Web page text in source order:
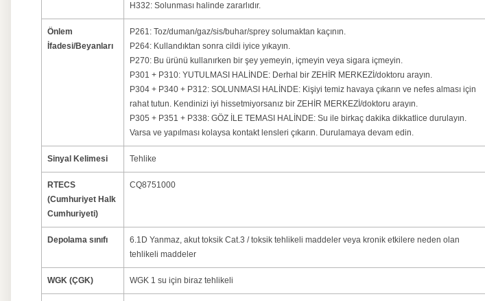
H332: Solunması halinde zararlıdır.
Önlem
İfadesi/Beyanları
P261: Toz/duman/gaz/sis/buhar/sprey solumaktan kaçının.
P264: Kullandıktan sonra cildi iyice yıkayın.
P270: Bu ürünü kullanırken bir şey yemeyin, içmeyin veya sigara içmeyin.
P301 + P310: YUTULMASI HALİNDE: Derhal bir ZEHİR MERKEZİ/doktoru arayın.
P304 + P340 + P312: SOLUNMASI HALİNDE: Kişiyi temiz havaya çıkarın ve nefes alması için
rahat tutun. Kendinizi iyi hissetmiyorsanız bir ZEHİR MERKEZİ/doktoru arayın.
P305 + P351 + P338: GÖZ İLE TEMASI HALİNDE: Su ile birkaç dakika dikkatlice durulayın.
Varsa ve yapılması kolaysa kontakt lensleri çıkarın. Durulamaya devam edin.
Sinyal Kelimesi Tehlike
RTECS
(Cumhuriyet Halk
Cumhuriyeti)
CQ8751000
Depolama sınıfı
6.1D Yanmaz, akut toksik Cat.3 / toksik tehlikeli maddeler veya kronik etkilere neden olan
tehlikeli maddeler
WGK (ÇGK) WGK 1 su için biraz tehlikeli